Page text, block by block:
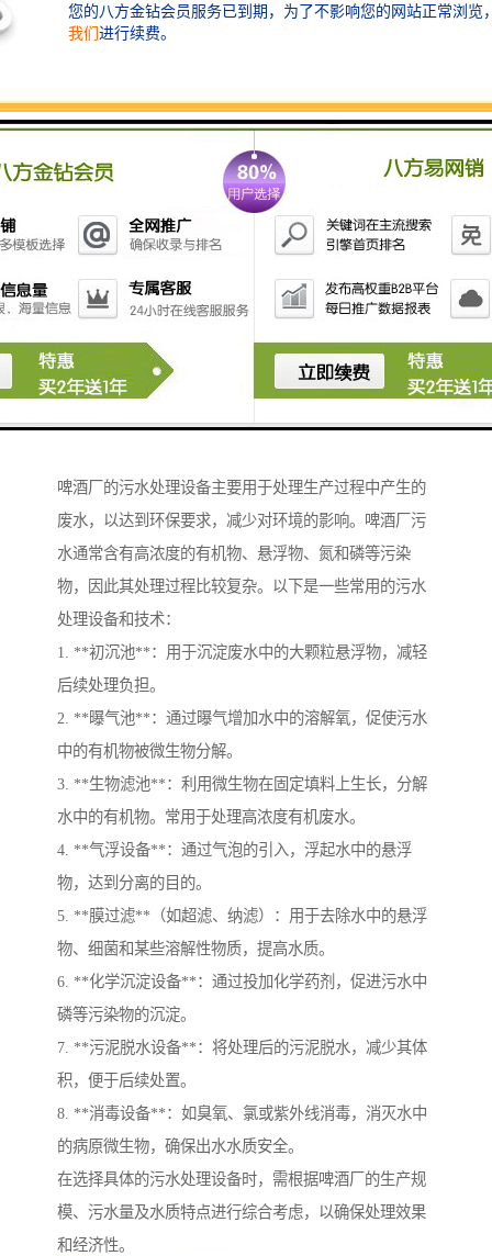
9. **热处理设备**：在某些情况下，可能需要采用热处
采用适当的污水处理设备可以有效地降低造纸厂废水对
环境的影响，同时也能实现水资源的循环利用。随着环
保要求的提高，许多造纸厂也在探索新的污水处理技术
与设备，以提高处理效率和降低处理成本。
啤酒厂的污水处理设备主要用于处理生产过程中产生的
废水，以达到环保要求，减少对环境的影响。啤酒厂污
水通常含有高浓度的有机物、悬浮物、氮和磷等污染
物，因此其处理过程比较复杂。以下是一些常用的污水
处理设备和技术：
1. **初沉池**：用于沉淀废水中的大颗粒悬浮物，减轻
后续处理负担。
2. **曝气池**：通过曝气增加水中的溶解氧，促使污水
中的有机物被微生物分解。
3. **生物滤池**：利用微生物在固定填料上生长，分解
水中的有机物。常用于处理高浓度有机废水。
4. **气浮设备**：通过气泡的引入，浮起水中的悬浮
物，达到分离的目的。
5. **膜过滤**（如超滤、纳滤）：用于去除水中的悬浮
物、细菌和某些溶解性物质，提高水质。
6. **化学沉淀设备**：通过投加化学药剂，促进污水中
磷等污染物的沉淀。
7. **污泥脱水设备**：将处理后的污泥脱水，减少其体
积，便于后续处置。
8. **消毒设备**：如臭氧、氯或紫外线消毒，消灭水中
的病原微生物，确保出水水质安全。
在选择具体的污水处理设备时，需根据啤酒厂的生产规
模、污水量及水质特点进行综合考虑，以确保处理效果
和经济性。